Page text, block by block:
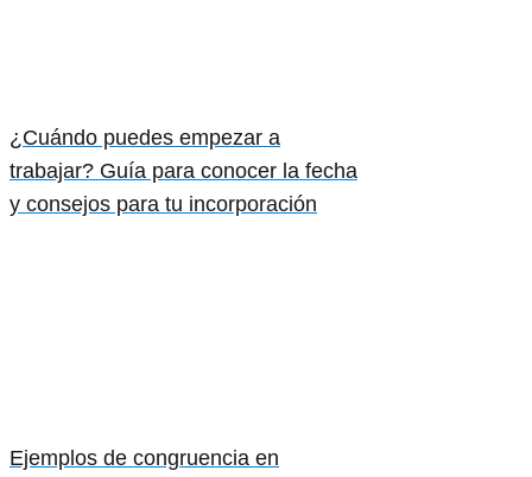
¿Cuándo puedes empezar a
trabajar? Guía para conocer la fecha
y consejos para tu incorporación
Ejemplos de congruencia en